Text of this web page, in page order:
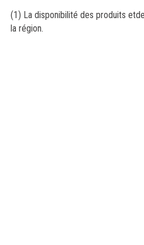
(1) La disponibilité des produits
la région.